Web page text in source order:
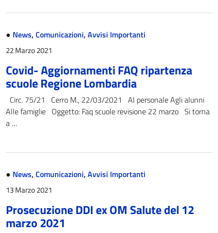
● News, Comunicazioni, Avvisi Importanti
22 Marzo 2021
Covid- Aggiornamenti FAQ ripartenza
scuole Regione Lombardia
Circ. 75/21 Cerro M., 22/03/2021 Al personale Agli alunni
Alle famiglie Oggetto: Faq scuole revisione 22 marzo Si torna
a …
● News, Comunicazioni, Avvisi Importanti
13 Marzo 2021
Prosecuzione DDI ex OM Salute del 12
marzo 2021